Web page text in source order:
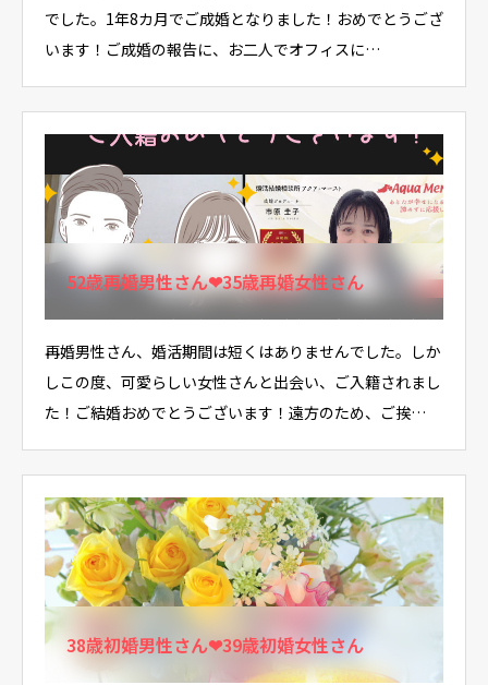
でした。1年8カ月でご成婚となりました！おめでとうござ
います！ご成婚の報告に、お二人でオフィスに…
52歳再婚男性さん❤35歳再婚女性さん
再婚男性さん、婚活期間は短くはありませんでした。しか
しこの度、可愛らしい女性さんと出会い、ご入籍されまし
た！ご結婚おめでとうございます！遠方のため、ご挨…
38歳初婚男性さん❤39歳初婚女性さん